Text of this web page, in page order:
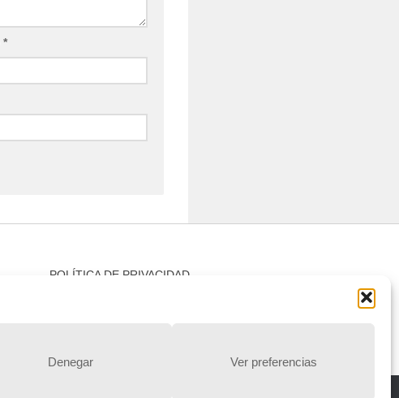
Denegar Ver preferencias
*
POLÍTICA DE PRIVACIDAD